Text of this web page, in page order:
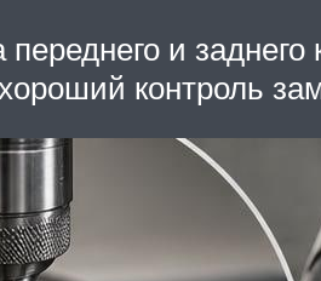
и
контроль